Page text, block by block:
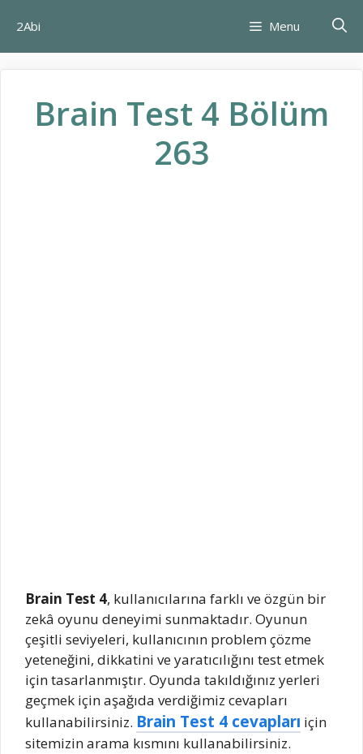
atla2Abi Menu
Brain Test 4 Bölüm
263
Brain Test 4, kullanıcılarına farklı ve özgün bir
zekâ oyunu deneyimi sunmaktadır. Oyunun
çeşitli seviyeleri, kullanıcının problem çözme
yeteneğini, dikkatini ve yaratıcılığını test etmek
için tasarlanmıştır. Oyunda takıldığınız yerleri
geçmek için aşağıda verdiğimiz cevapları
kullanabilirsiniz. Brain Test 4 cevapları için
sitemizin arama kısmını kullanabilirsiniz.